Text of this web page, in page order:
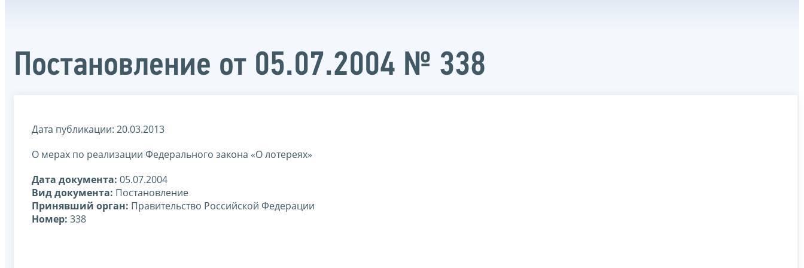
Постановление от 05.07.2004 № 338
Дата публикации: 20.03.2013
О мерах по реализации Федерального закона «О лотереях»
Дата документа: 05.07.2004
Вид документа: Постановление
Принявший орган: Правительство Российской Федерации
Номер: 338